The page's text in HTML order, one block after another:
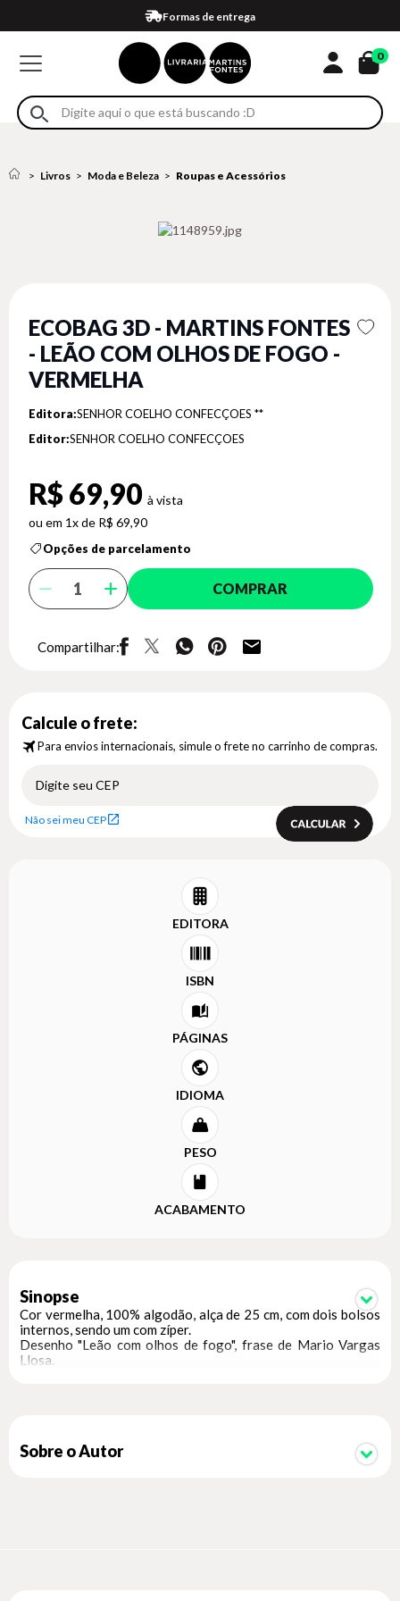
Formas de entrega
Compra 100% segura
Em até 4x sem juros no cartão*
Retire na loja
Eventos
0
Livros Moda e Beleza Roupas e Acessórios
ECOBAG 3D - MARTINS FONTES
- LEÃO COM OLHOS DE FOGO -
VERMELHA
Editora:SENHOR COELHO CONFECÇOES **
Editor:SENHOR COELHO CONFECÇOES
R$ 69,90
1x de R$ 69,90
Opções de parcelamento
COMPRAR
Compartilhar:
Calcule o frete:
Para envios internacionais, simule o frete no carrinho de compras.
Não sei meu CEP
EDITORA
ISBN
PÁGINAS
IDIOMA
PESO
ACABAMENTO
Sinopse
Cor vermelha, 100% algodão, alça de 25 cm, com dois bolsos
internos, sendo um com zíper.
Desenho "Leão com olhos de fogo", frase de Mario Vargas
Llosa.
Sobre o Autor